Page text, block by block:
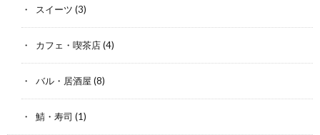
スイーツ (3)
カフェ・喫茶店(4)
バル・居酒屋 (8)
鯖・寿司 (1)